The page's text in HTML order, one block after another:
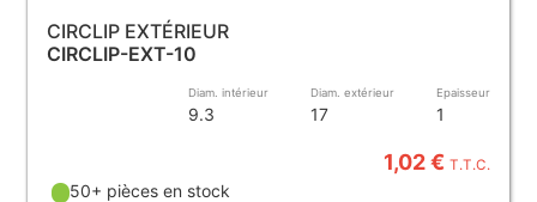
CIRCLIP EXTÉRIEUR
CIRCLIP-EXT-10
Diam. intérieur
9.3
Diam. extérieur
17
Epaisseur
1
1,02 €T.T.C.
50+ pièces en stock